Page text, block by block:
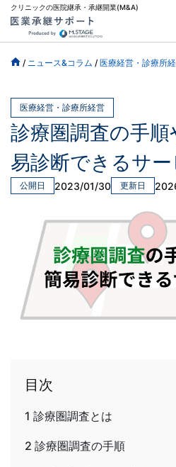
クリニックの医院継承・承継開業(M&A)
/ ニュース&コラム / 医療経営・診療所
医療経営・診療所経営
診療圏調査の手
易診断できるサ
公開日 2023/01/30 更新日
目次
1 診療圏調査とは
2 診療圏調査の手順